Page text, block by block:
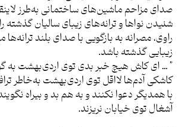
صدای مزاحم ماشین‌های ساختمانی به‌طرز
شنیدن نواها و ترانه‌های زیبای سالیان گذشته
راوی، مصرانه به بازگویی با صدای بلند ترانه‌ها
زیبایی گذشته باشد.
” … ای کاش هیچ خبر بدی توی اردی‌بهشت
کاشکی آدم‌ها لااقل توی اردی‌بهشت به‌خاطر
با همدیگر دعوا نکنند و به هم بد و بیراه
آشغال توی خیابان نریزند.